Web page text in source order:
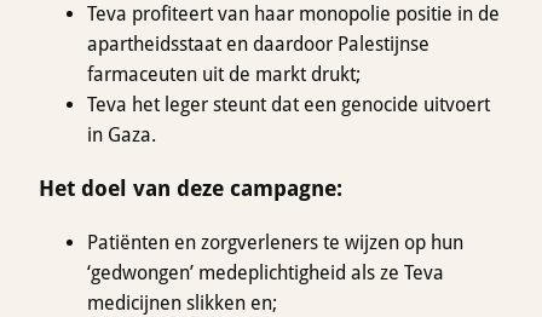
Teva profiteert van haar monopolie positie in de
apartheidsstaat en daardoor Palestijnse
farmaceuten uit de markt drukt;
Teva het leger steunt dat een genocide uitvoert
in Gaza.
Het doel van deze campagne:
Patiënten en zorgverleners te wijzen op hun
‘gedwongen’ medeplichtigheid als ze Teva
medicijnen slikken en;